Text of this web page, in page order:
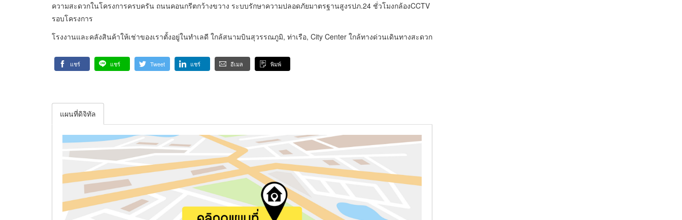
ความสะดวกในโครงการครบครัน ถนนคอนกรีตกว้างขวาง ระบบรักษาความปลอดภัยมาตรฐานสูงรปภ.24 ชั่วโมงกล้องCCTV
รอบโครงการ
โรงงานและคลังสินค้าให้เช่าของเราตั้งอยู่ในทำเลดี ใกล้สนามบินสุวรรณภูมิ, ท่าเรือ, City Center ใกล้ทางด่วนเดินทางสะดวก
แชร์ แชร์ Tweet แชร์ อีเมล พิมพ์
แผนที่ดิจิทัล